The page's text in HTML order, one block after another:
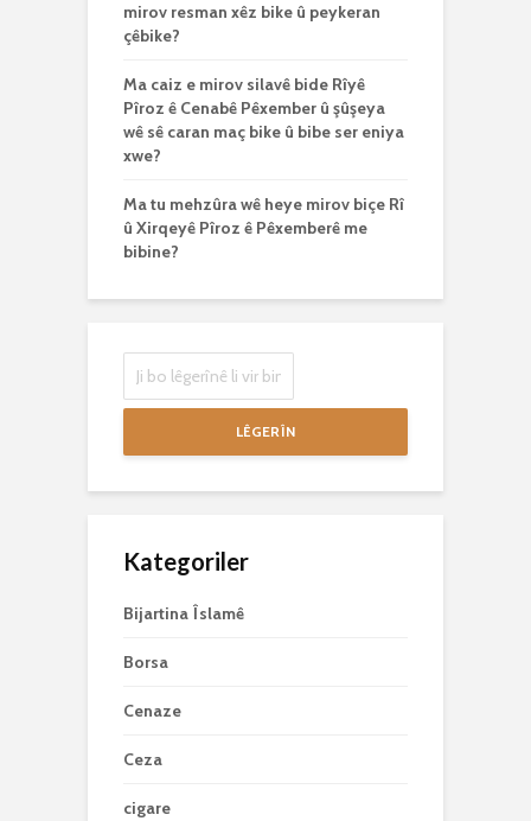
mirov resman xêz bike û peykeran
çêbike?
Ma caiz e mirov silavê bide Rîyê
Pîroz ê Cenabê Pêxember û şûşeya
wê sê caran maç bike û bibe ser eniya
xwe?
Ma tu mehzûra wê heye mirov biçe Rî
û Xirqeyê Pîroz ê Pêxemberê me
bibine?
LÊGERÎN
Kategoriler
Bijartina Îslamê
Borsa
Cenaze
Ceza
cigare